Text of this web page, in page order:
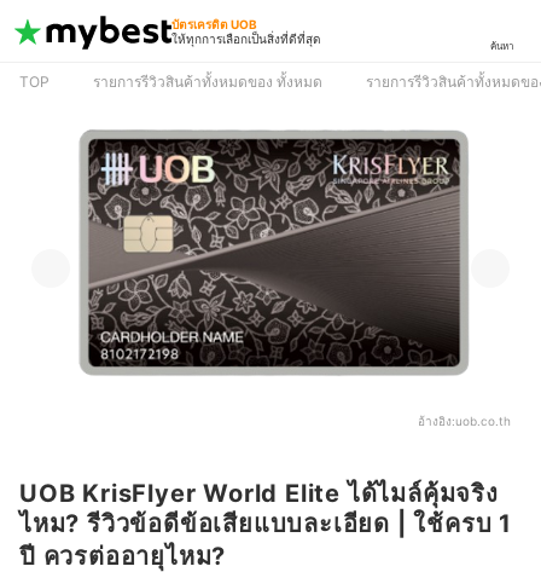
บัตรเครดิต UOB
ให้ทุกการเลือกเป็นสิ่งที่ดีที่สุด
ค้นหา
TOP รายการรีวิวสินค้าทั้งหมดของ ทั้งหมด รายการรีวิวสินค้าทั้งหมดขอ
อ้างอิง:uob.co.th
UOB KrisFlyer World Elite ได้ไมล์คุ้มจริง
ไหม? รีวิวข้อดีข้อเสียแบบละเอียด | ใช้ครบ 1
ปี ควรต่ออายุไหม?